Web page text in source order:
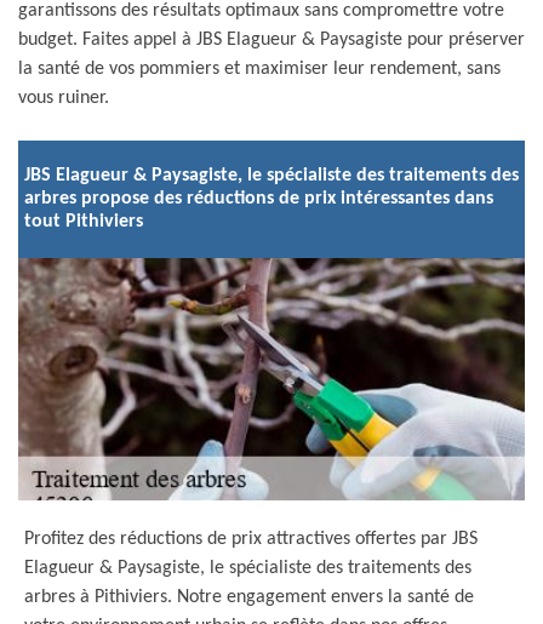
garantissons des résultats optimaux sans compromettre votre
budget. Faites appel à JBS Elagueur & Paysagiste pour préserver
la santé de vos pommiers et maximiser leur rendement, sans
vous ruiner.
JBS Elagueur & Paysagiste, le spécialiste des traitements des
arbres propose des réductions de prix intéressantes dans
tout Pithiviers
Profitez des réductions de prix attractives offertes par JBS
Elagueur & Paysagiste, le spécialiste des traitements des
arbres à Pithiviers. Notre engagement envers la santé de